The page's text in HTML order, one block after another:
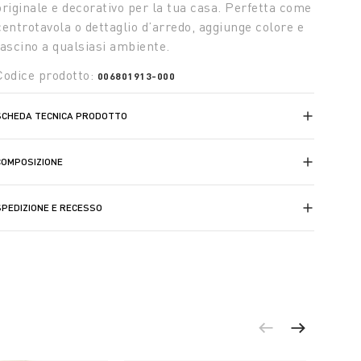
e decorativo per la tua casa. Perfetta come
o dettaglio d’arredo, aggiunge colore e
a qualsiasi ambiente.
prodotto: 006801913-000
TECNICA PRODOTTO
E RECESSO